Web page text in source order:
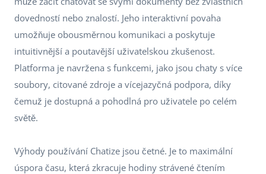
dovedností nebo znalostí. Jeho interaktivní povaha
umožňuje obousměrnou komunikaci a poskytuje
intuitivnější a poutavější uživatelskou zkušenost.
Platforma je navržena s funkcemi, jako jsou chaty s více
soubory, citované zdroje a vícejazyčná podpora, díky
čemuž je dostupná a pohodlná pro uživatele po celém
světě.
Výhody používání Chatize jsou četné. Je to maximální
úspora času, která zkracuje hodiny strávené čtením